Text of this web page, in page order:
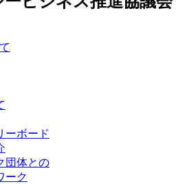
ーボード
団体との
ーク